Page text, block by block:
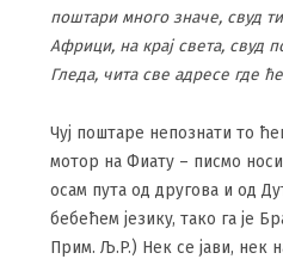
поштари много значе, свуд
Африци, на крај света, свуд
Гледа, чита све адресе где
Чуј поштаре непознати то
мотор на Фиату – писмо
осам пута од другова и од
бебећем језику, тако га је
Прим. Љ.Р.) Нек се јави, нек